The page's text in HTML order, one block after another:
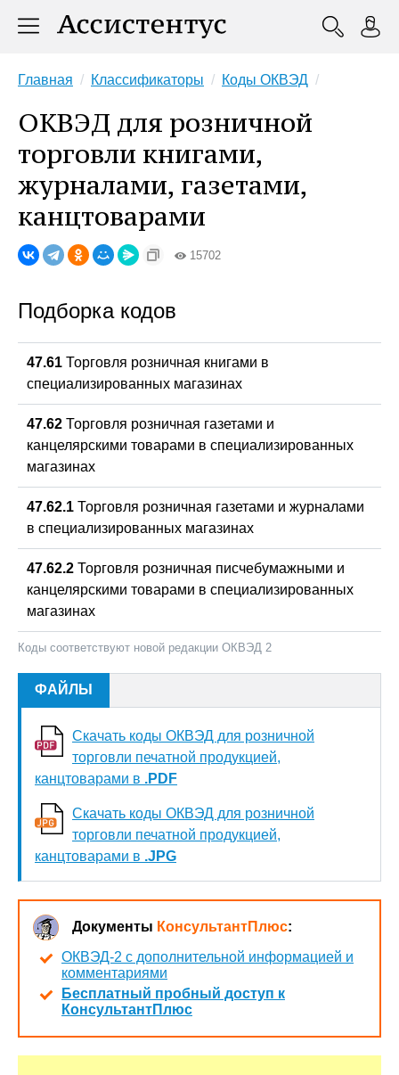
Главная Классификаторы Коды ОКВЭД
ОКВЭД для розничной
торговли книгами,
журналами, газетами,
канцтоварами
15702
Подборка кодов
47.61 Торговля розничная книгами в
специализированных магазинах
47.62 Торговля розничная газетами и
канцелярскими товарами в специализированных
магазинах
47.62.1 Торговля розничная газетами и журналами
в специализированных магазинах
47.62.2 Торговля розничная писчебумажными и
канцелярскими товарами в специализированных
магазинах
Коды соответствуют новой редакции ОКВЭД 2
ФАЙЛЫ
Скачать коды ОКВЭД для розничной
торговли печатной продукцией,
канцтоварами в .PDF
Скачать коды ОКВЭД для розничной
торговли печатной продукцией,
канцтоварами в .JPG
Документы КонсультантПлюс:
ОКВЭД-2 с дополнительной информацией и
комментариями
Бесплатный пробный доступ к
КонсультантПлюс